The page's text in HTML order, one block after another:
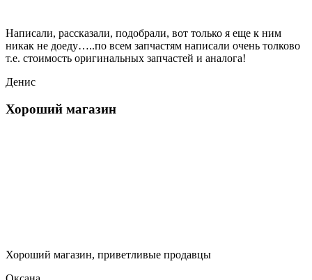
Написали, рассказали, подобрали, вот только я еще к ним
никак не доеду…..по всем запчастям написали очень толково
т.е. стоимость оригинальных запчастей и аналога!
Денис
Хороший магазин
Хороший магазин, приветливые продавцы